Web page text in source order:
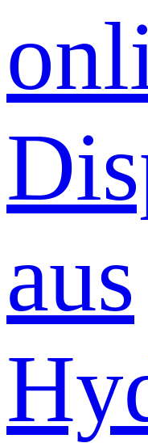
aus